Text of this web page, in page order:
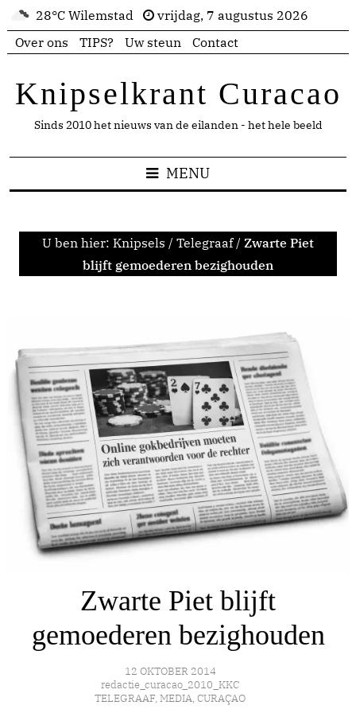
28°C Wilemstad
vrijdag, 7 augustus 2026
Over ons
TIPS? Uw steun Contact
Knipselkrant Curacao
Sinds 2010 het nieuws van de eilanden - het hele beeld
MENU
U ben hier: Knipsels / Telegraaf / Zwarte Piet
blijft gemoederen bezighouden
Zwarte Piet blijft
gemoederen bezighouden
12 OKTOBER 2014
redactie_curacao_2010_KKC
TELEGRAAF, MEDIA, CURAÇAO